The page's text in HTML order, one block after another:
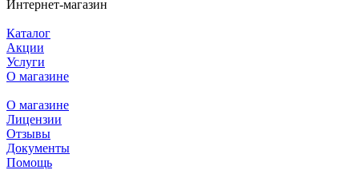
Интернет-магазин
Каталог
Акции
Услуги
О магазине
О магазине
Лицензии
Отзывы
Документы
Помощь